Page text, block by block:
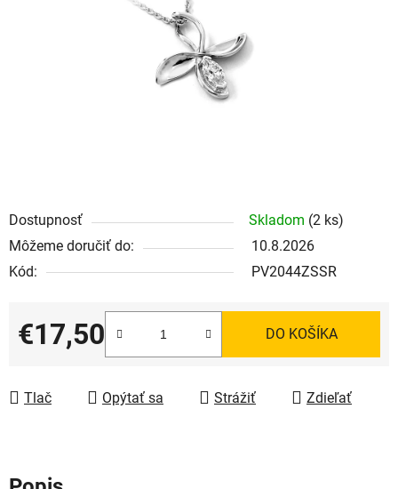
Dostupnosť Skladom (2 ks)
Môžeme doručiť do:
10.8.2026
Kód:
PV2044ZSSR
€17,50
Jednotková cena:
DO KOŠÍKA
Tlač Opýtať sa Strážiť Zdieľať